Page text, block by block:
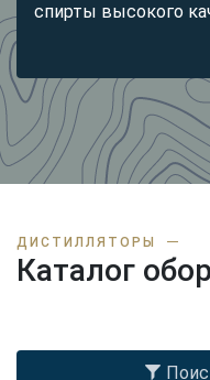
спирты высокого
ДИСТИЛЛЯТОРЫ
Каталог